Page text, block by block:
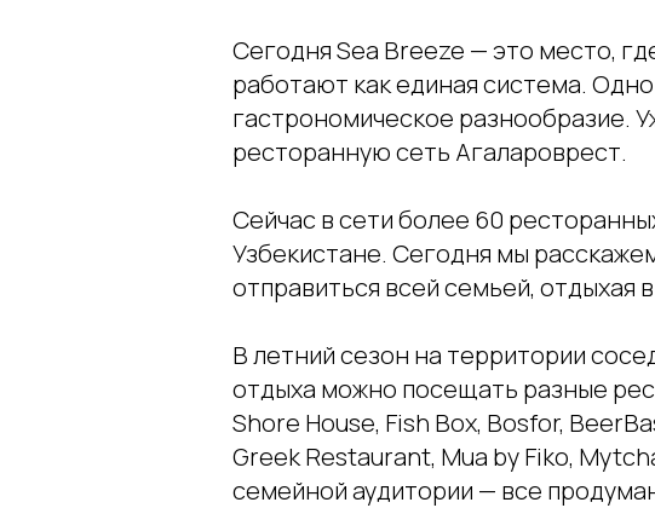
Сегодня Sea Breeze — это место,
работают как единая система.
гастрономическое разнообразие.
ресторанную сеть Агалароврест.
Сейчас в сети более 60
Узбекистане. Сегодня мы
отправиться всей семьей, отдыхая
В летний сезон на территории
отдыха можно посещать разные
Shore House, Fish Box, Bosfor,
Greek Restaurant, Mua by Fiko,
семейной аудитории — все